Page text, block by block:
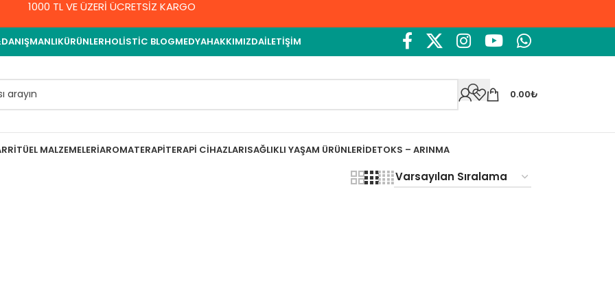
1000 TL VE ÜZERİ ÜCRETSİZ KARGO
ÜRÜNLERHOLISTIC BLOGMEDYAHAKKIMIZDAİLETIŞIM
0.00₺
RITÜEL MALZEMELERIAROMATERAPITERAPI CIHAZLARISAĞLIKLI YAŞAM ÜRÜNLERIDETOKS – ARINMA